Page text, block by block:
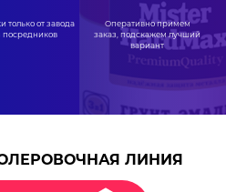
только от завода
посредников
Оперативно примем
заказ, подскажем лучший
вариант
ЛИНИЯ